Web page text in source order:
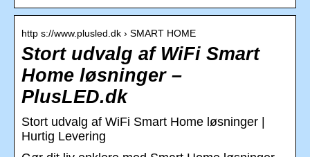
http s://www.plusled.dk › SMART HOME
Stort udvalg af WiFi Smart
Home løsninger –
PlusLED.dk
Stort udvalg af WiFi Smart Home løsninger |
Hurtig Levering